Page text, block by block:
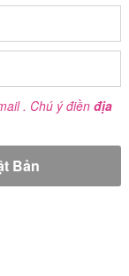
. Chú ý điền địa